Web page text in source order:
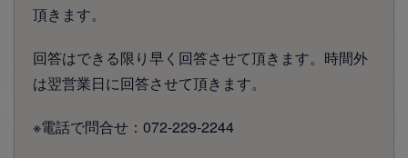
頂きます。
回答はできる限り早く回答させて頂きます。時間外
は翌営業日に回答させて頂きます。
※電話で問合せ：072-229-2244